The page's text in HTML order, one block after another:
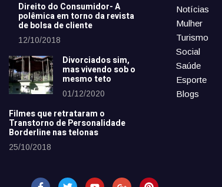
Direito do Consumidor- A
polêmica em torno da revista
de bolsa de cliente
12/10/2018
Divorciados sim,
mas vivendo sob o
mesmo teto
01/12/2020
Filmes que retrataram o
Transtorno de Personalidade
Borderline nas telonas
25/10/2018
Notícias
Mulher
Turismo
Social
Saúde
Esporte
Blogs